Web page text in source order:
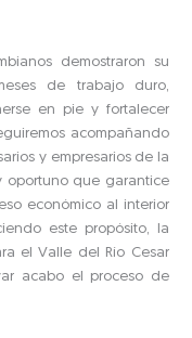
demostraron su
de trabajo duro,
en pie y fortalecer
acompañando
y empresarios de la
oportuno que garantice
económico al interior
este propósito, la
el Valle del Río Cesar
acabo el proceso de